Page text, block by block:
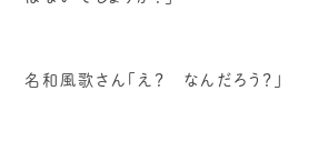
名和風歌さん「え？ なんだろう？」